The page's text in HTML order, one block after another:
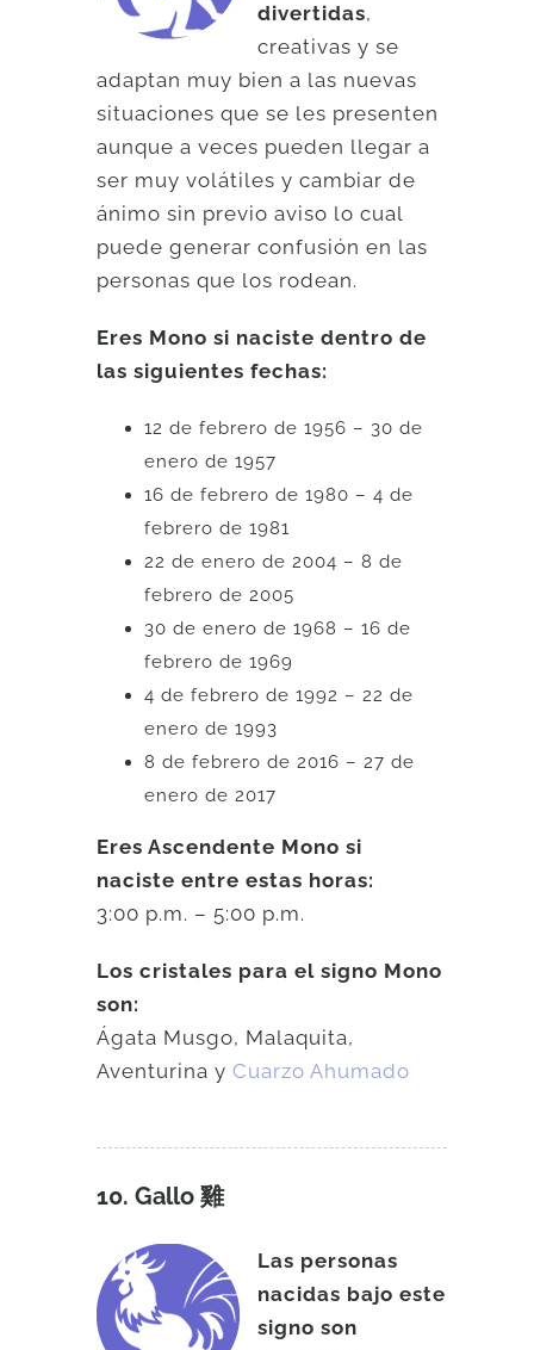
divertidas,
creativas y se
adaptan muy bien a las nuevas
situaciones que se les presenten
aunque a veces pueden llegar a
ser muy volátiles y cambiar de
ánimo sin previo aviso lo cual
puede generar confusión en las
personas que los rodean.
Eres Mono si naciste dentro de
las siguientes fechas:
12 de febrero de 1956 – 30 de
enero de 1957
16 de febrero de 1980 – 4 de
febrero de 1981
22 de enero de 2004 – 8 de
febrero de 2005
30 de enero de 1968 – 16 de
febrero de 1969
4 de febrero de 1992 – 22 de
enero de 1993
8 de febrero de 2016 – 27 de
enero de 2017
Eres Ascendente Mono si
naciste entre estas horas:
3:00 p.m. – 5:00 p.m.
Los cristales para el signo Mono
son:
Ágata Musgo, Malaquita,
Aventurina yCuarzo Ahumado
10. Gallo 雞
Las personas
nacidas bajo este
signo son